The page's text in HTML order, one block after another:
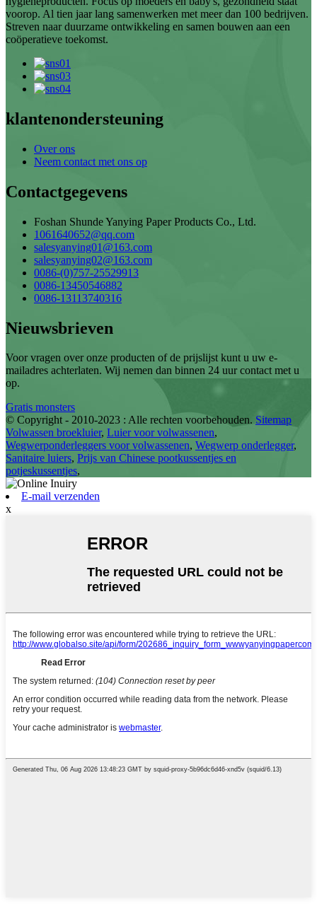
voorop. Al tien jaar lang samenwerken met meer dan 100 bedrijven.
Streven naar duurzame ontwikkeling en samen bouwen aan een
coöperatieve toekomst.
klantenondersteuning
Over ons
Neem contact met ons op
Contactgegevens
Foshan Shunde Yanying Paper Products Co., Ltd.
1061640652@qq.com
salesyanying01@163.com
salesyanying02@163.com
0086-(0)757-25529913
0086-13450546882
0086-13113740316
Nieuwsbrieven
Voor vragen over onze producten of de prijslijst kunt u uw e-
mailadres achterlaten. Wij nemen dan binnen 24 uur contact met u
op.
Gratis monsters
© Copyright - 2010-2023 : Alle rechten voorbehouden. Sitemap
Volwassen broekluier, Luier voor volwassenen,
Wegwerponderleggers voor volwassenen, Wegwerp onderlegger,
Sanitaire luiers, Prijs van Chinese pootkussentjes en
potjeskussentjes,
E-mail verzenden
x